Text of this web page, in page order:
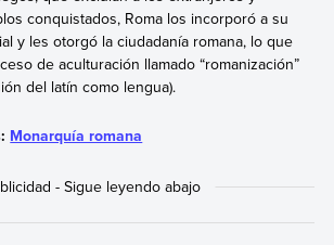
conquistados, Roma los incorporó a su
y les otorgó la ciudadanía romana, lo que
de aculturación llamado “romanización”
del latín como lengua).
Monarquía romana